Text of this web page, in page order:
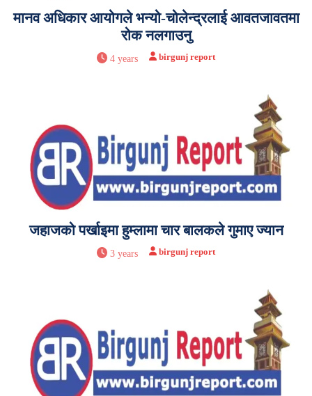
मानव अधिकार आयोगले भन्यो-चोलेन्द्रलाई आवतजावतमा
रोक नलगाउनु
4 years birgunj report
जहाजको पर्खाइमा हुम्लामा चार बालकले गुमाए ज्यान
3 years birgunj report